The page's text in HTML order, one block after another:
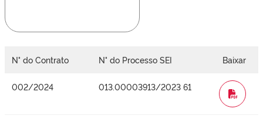
N° do Contrato N° do Processo SEI Baixar
002/2024 013.00003913/2023 61
WORD